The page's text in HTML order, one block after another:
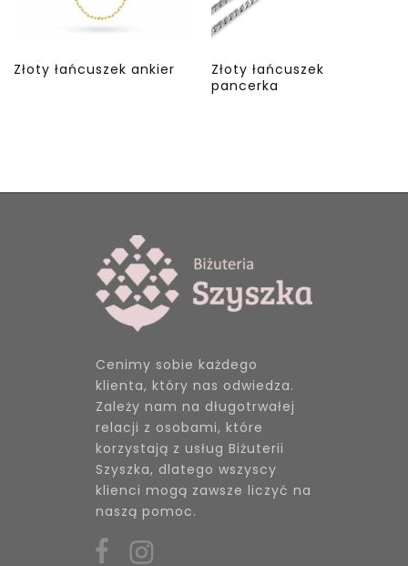
Złoty łańcuszek ankier
Złoty łańcuszek
pancerka
Cenimy sobie każdego
klienta, który nas odwiedza.
Zależy nam na długotrwałej
relacji z osobami, które
korzystają z usług Biżuterii
Szyszka, dlatego wszyscy
klienci mogą zawsze liczyć na
naszą pomoc.